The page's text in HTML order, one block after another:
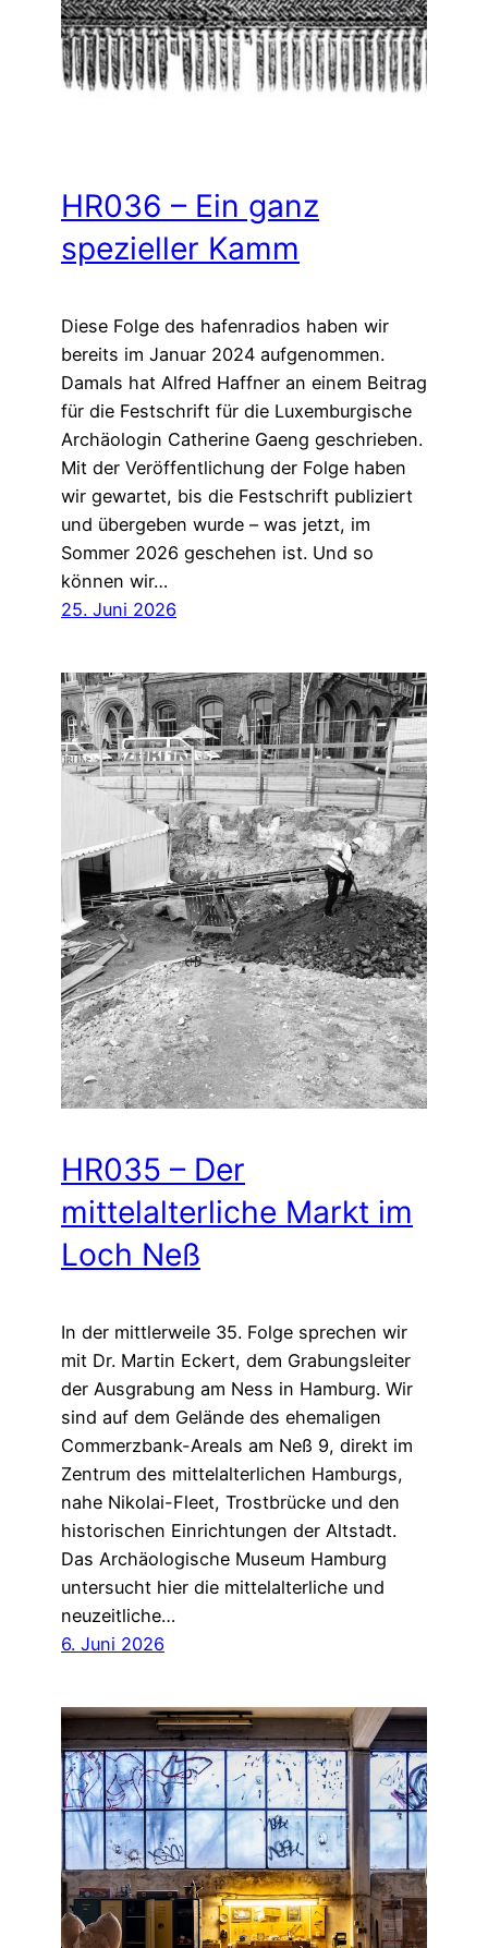
HR036 – Ein ganz
spezieller Kamm
Diese Folge des hafenradios haben wir
bereits im Januar 2024 aufgenommen.
Damals hat Alfred Haffner an einem Beitrag
für die Festschrift für die Luxemburgische
Archäologin Catherine Gaeng geschrieben.
Mit der Veröffentlichung der Folge haben
wir gewartet, bis die Festschrift publiziert
und übergeben wurde – was jetzt, im
Sommer 2026 geschehen ist. Und so
können wir…
25. Juni 2026
HR035 – Der
mittelalterliche Markt im
Loch Neß
In der mittlerweile 35. Folge sprechen wir
mit Dr. Martin Eckert, dem Grabungsleiter
der Ausgrabung am Ness in Hamburg. Wir
sind auf dem Gelände des ehemaligen
Commerzbank-Areals am Neß 9, direkt im
Zentrum des mittelalterlichen Hamburgs,
nahe Nikolai-Fleet, Trostbrücke und den
historischen Einrichtungen der Altstadt.
Das Archäologische Museum Hamburg
untersucht hier die mittelalterliche und
neuzeitliche…
6. Juni 2026